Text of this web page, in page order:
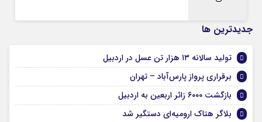
جديدترين ها
تولید سالانه ۱۳ هزار تن عسل در اردبیل
برقراری پرواز پارس‌آباد – تهران
بازگشت ۶۰۰۰ زائر اربعین به اردبیل
بلاگر هتاک ارومیه‌ای دستگیر شد